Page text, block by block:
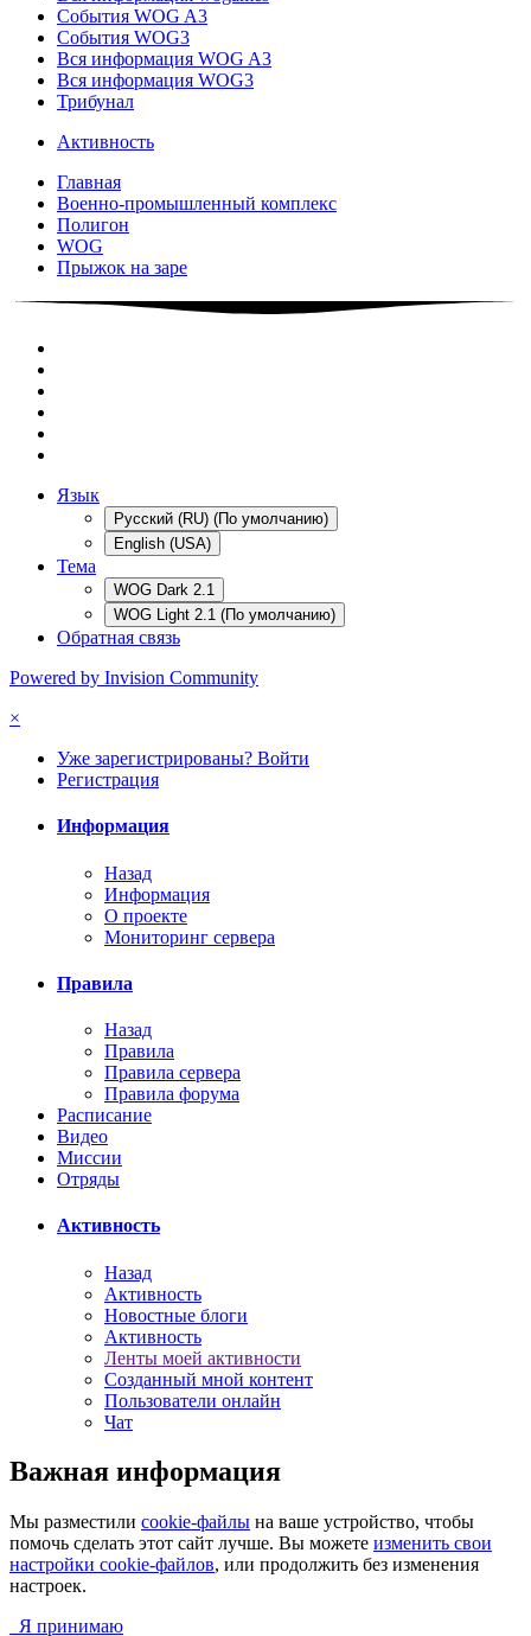
События WOG A3
События WOG3
Вся информация WOG A3
Вся информация WOG3
Трибунал
Активность
Главная
Военно-промышленный комплекс
Полигон
WOG
Прыжок на заре
Язык
Русский (RU) (По умолчанию)
English (USA)
Тема
WOG Dark 2.1
WOG Light 2.1 (По умолчанию)
Обратная связь
Powered by Invision Community
×
Уже зарегистрированы? Войти
Регистрация
Информация
Назад
Информация
О проекте
Мониторинг сервера
Правила
Назад
Правила
Правила сервера
Правила форума
Расписание
Видео
Миссии
Отряды
Активность
Назад
Активность
Новостные блоги
Активность
Ленты моей активности
Созданный мной контент
Пользователи онлайн
Чат
Важная информация
Мы разместили cookie-файлы на ваше устройство, чтобы
помочь сделать этот сайт лучше. Вы можете изменить свои
настройки cookie-файлов, или продолжить без изменения
настроек.
Я принимаю